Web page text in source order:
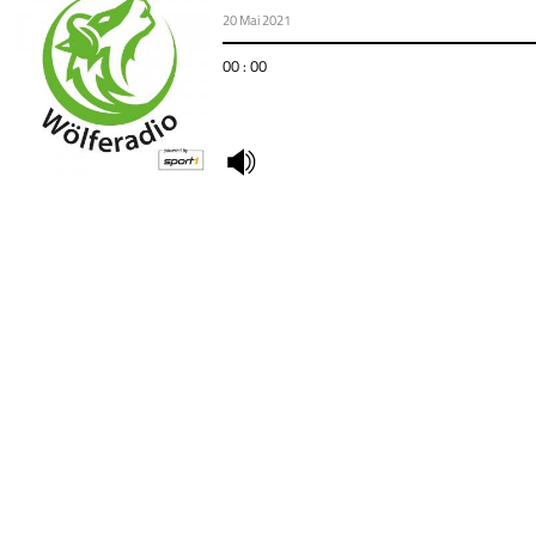
20 Mai 2021
00 : 00